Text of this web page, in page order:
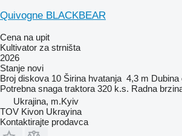
Quivogne BLACKBEAR
Cena na upit
Kultivator za strništa
2026
Stanje novi
Broj diskova 10 Širina hvatanja 4,3 m Dubina
Potrebna snaga traktora 320 k.s. Radna
Ukrajina, m.Kyiv
TOV Kivon Ukrayina
Kontaktirajte prodavca